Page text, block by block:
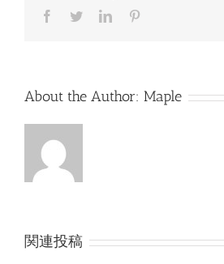
Facebook
TwitterLinkedIn
About the Author: Maple
関連投稿